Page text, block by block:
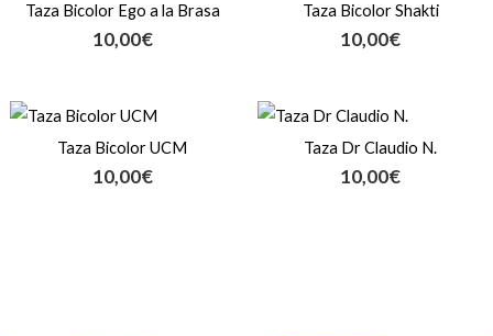
Taza Bicolor Ego a la Brasa
10,00€
Taza Bicolor Shakti
10,00€
Taza Bicolor UCM
10,00€
Taza Dr Claudio N.
10,00€